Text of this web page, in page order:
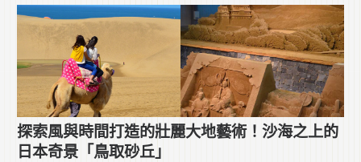
探索風與時間打造的壯麗大地藝術！沙海之上的
日本奇景「鳥取砂丘」